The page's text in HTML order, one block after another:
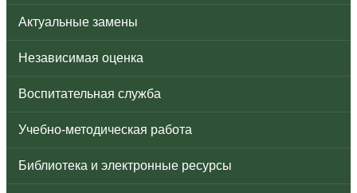
Актуальные замены
Независимая оценка
Воспитательная служба
Учебно-методическая работа
Библиотека и электронные ресурсы